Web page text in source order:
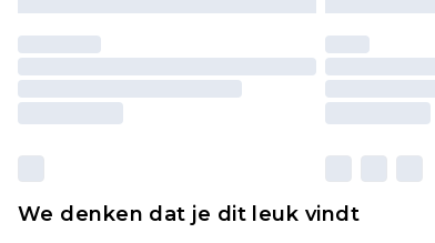
We denken dat je dit leuk vindt